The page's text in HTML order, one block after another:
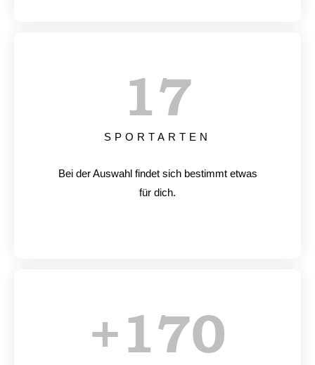
SPORTARTEN
17
Bei der Auswahl findet sich bestimmt etwas
für dich.
+170